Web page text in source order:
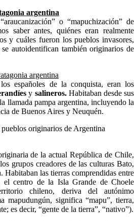
argentina
o “mapuchización” de
saber antes, quiénes eran realmente
y cuáles fueron los pueblos invasores,
autoidentifican también originarios de
argentina
españoles de la conquista, eran los
y salineros. Habitaban desde sus
llamada pampa argentina, incluyendo la
de Buenos Aires y Neuquén.
de la actual República de Chile,
grupos creadores de las culturas Bato,
las tierras comprendidas entre
centro de la Isla Grande de Choele
chileno, deriva del autónimo
mapudungún, significa “mapu”, tierra,
es decir, “gente de la tierra”, “nativo”).